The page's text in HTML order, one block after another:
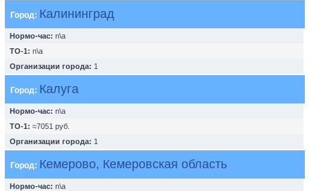
Город: Калининград
Нормо-час: n\a
ТО-1: n\a
Организации города: 1
Город: Калуга
Нормо-час: n\a
ТО-1: ≈7051 руб.
Организации города: 1
Город: Кемерово, Кемеровская область
Нормо-час: n\a